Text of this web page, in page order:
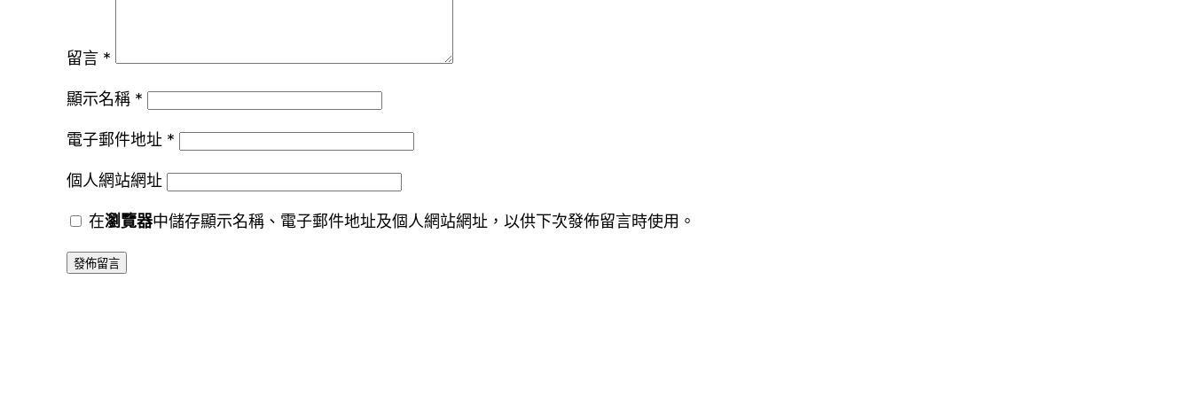
留言 *
顯示名稱 *
電子郵件地址 *
個人網站網址
在瀏覽器中儲存顯示名稱、電子郵件地址及個人網站網址，以供下次發佈留言時使用。